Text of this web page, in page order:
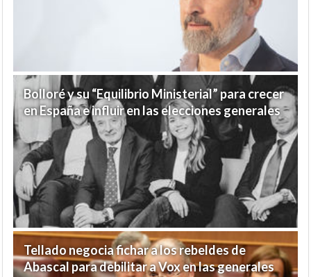
Bolloré y su “Equilibrio Ministerial” para crecer
en España e influir en las elecciones generales
Tellado negocia fichar a los rebeldes de
Abascal para debilitar a Vox en las generales